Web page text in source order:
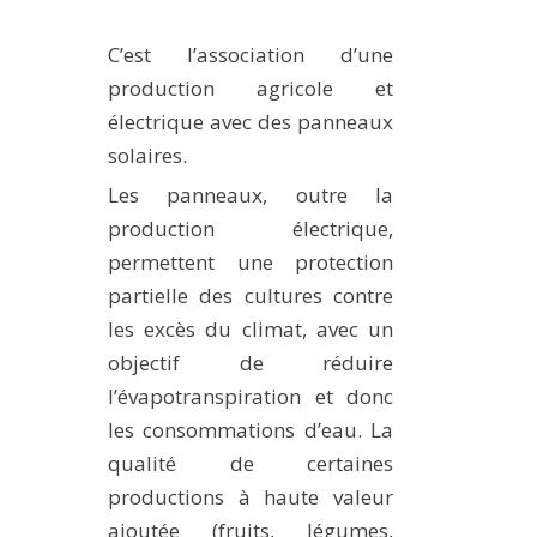
IMPLANTATIONS GÉOGRAPHIQUES
PROJETS TERMINÉS
NOS RÉSEAUX SCIENTIFIQUES ET TECHNIQUES
SÉMINAIRES RÉGULIERS
FORMATION
MASTER
INGÉNIEUR
FORMATION CONTINUE
THÈSES EN COURS
PRODUCTION
C’est l’association d’une
production agricole et
électrique avec des panneaux
solaires.
Les panneaux, outre la
production électrique,
permettent une protection
partielle des cultures contre
les excès du climat, avec un
objectif de réduire
l’évapotranspiration et donc
les consommations d’eau. La
qualité de certaines
productions à haute valeur
ajoutée (fruits, légumes,